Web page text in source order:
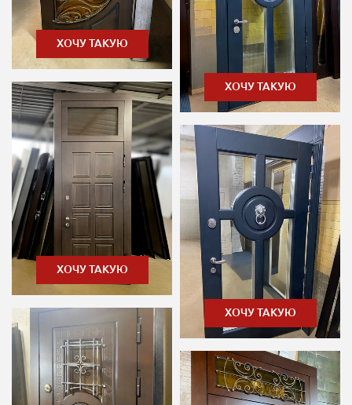
ХОЧУ ТАКУЮ
ХОЧУ ТАКУЮ
ХОЧУ ТАКУЮ
ХОЧУ ТАКУЮ